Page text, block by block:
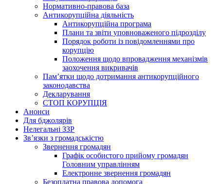
Нормативно-правова база
Антикорупційна діяльність
Антикорупційна програма
Плани та звіти уповноваженого підрозділу
Порядок роботи із повідомленнями про
корупцію
Положення щодо впровадження механізмів
заохочення викривачів
Пам’ятки щодо дотримання антикорупційного
законодавства
Декларування
СТОП КОРУПЦІЯ
Анонси
Для бджолярів
Нелегальні ЗЗР
Зв’язки з громадськістю
Звернення громадян
Графік особистого прийому громадян
Головним управлінням
Електронне звернення громадян
Безоплатна правова допомога